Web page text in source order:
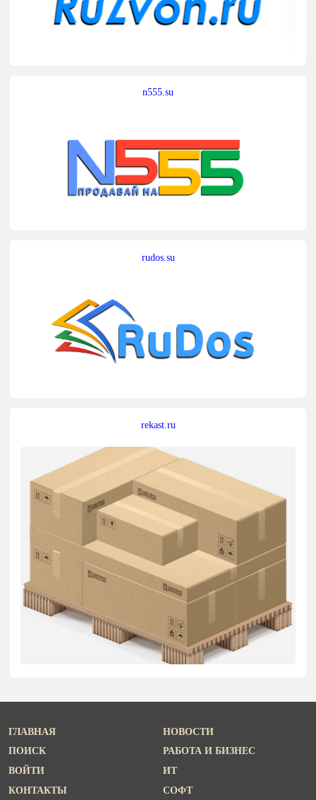
n555.su
rudos.su
rekast.ru
ГЛАВНАЯ
ПОИСК
ВОЙТИ
КОНТАКТЫ
НОВОСТИ
РАБОТА И БИЗНЕС
ИТ
СОФТ